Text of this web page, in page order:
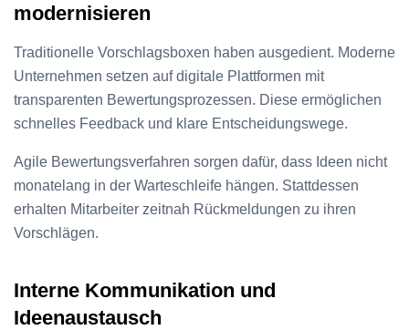
modernisieren
Traditionelle Vorschlagsboxen haben ausgedient. Moderne
Unternehmen setzen auf digitale Plattformen mit
transparenten Bewertungsprozessen. Diese ermöglichen
schnelles Feedback und klare Entscheidungswege.
Agile Bewertungsverfahren sorgen dafür, dass Ideen nicht
monatelang in der Warteschleife hängen. Stattdessen
erhalten Mitarbeiter zeitnah Rückmeldungen zu ihren
Vorschlägen.
Interne Kommunikation und
Ideenaustausch